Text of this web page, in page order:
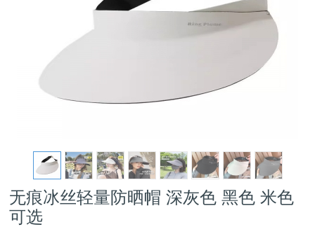
无痕冰丝轻量防晒帽 深灰色 黑色 米色
可选